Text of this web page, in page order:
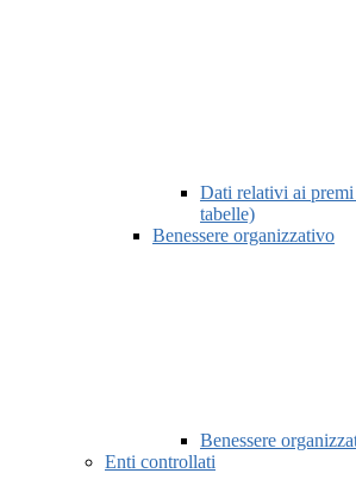
Dati relativi ai
tabelle)
Benessere organizzativo
Benessere
Enti controllati